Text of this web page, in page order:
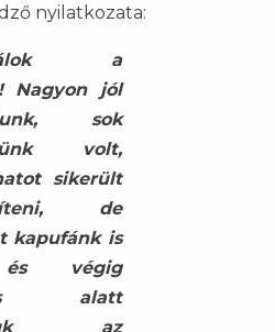
nyilatkozata:
a
Nagyon jól
sok
volt,
sikerült
de
kapufánk is
végig
alatt
az